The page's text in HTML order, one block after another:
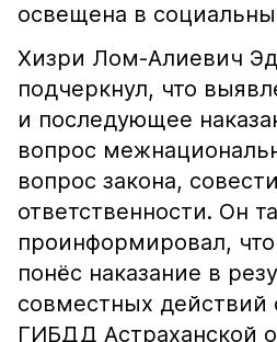
освещена в
Хизри Лом-Алиевич
подчеркнул, что
и последующее
вопрос
вопрос закона,
ответственности. Он
проинформировал,
понёс наказание в
совместных действий
ГИБДД Астраханской